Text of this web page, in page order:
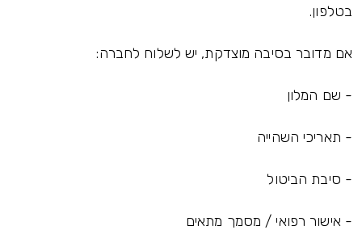
בטלפון.
אם מדובר בסיבה מוצדקת, יש לשלוח לחברה:
- שם המלון
- תאריכי השהייה
- סיבת הביטול
- אישור רפואי / מסמך מתאים